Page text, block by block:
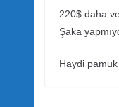
220$ daha
Şaka
Haydi